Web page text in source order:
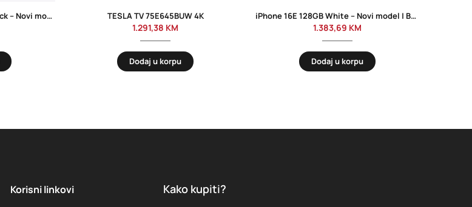
iPhone 16 Pro Max 512GB Black – Novi model TESLA TV 75E645BUW 4K
1.291,38 KM
Dodaj u korpu
iPhone 16E 128GB White – Novi model | Besplatna dostava
1.383,69 KM
Dodaj u korpu
Korisni linkovi Kako kupiti?